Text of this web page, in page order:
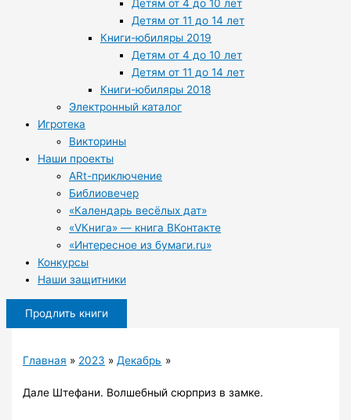
Детям от 4 до 10 лет
Детям от 11 до 14 лет
Книги-юбиляры 2019
Детям от 4 до 10 лет
Детям от 11 до 14 лет
Книги-юбиляры 2018
Электронный каталог
Игротека
Викторины
Наши проекты
ARt-приключение
Библиовечер
«Календарь весёлых дат»
«VКнига» — книга ВКонтакте
«Интересное из бумаги.ru»
Конкурсы
Наши защитники
Продлить книги
Главная 2023 Декабрь
Дале Штефани. Волшебный сюрприз в замке.